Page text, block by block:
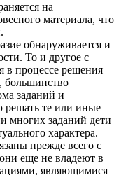
на
материала, что
обнаруживается и
То и другое с
в процессе решения
большинство
заданий и
решать те или иные
многих заданий дети
характера.
прежде всего с
еще не владеют в
являющимися